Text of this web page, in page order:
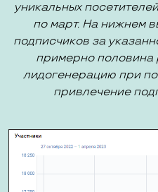
уникальных
по март. На нижнем
подписчиков за
примерно половина
лидогенерацию при
привлечение